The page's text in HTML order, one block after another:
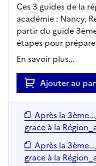
Ces 3 guides de la
académie : Nancy,
partir du guide
étapes pour
En savoir plus...
Ajouter au
Après la
grace à la
Après la
grace à la